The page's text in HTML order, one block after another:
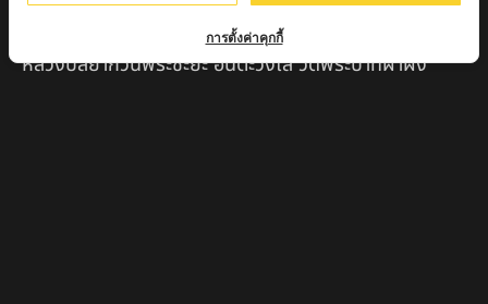
ครูบาออ ปัณฑิต๊ะสำนักสงฆ์พระธาตุจอมแวะ จ.เชียงใหม่
หลวงปู่สยาก๊วนพระชะยะ อินต๊ะวังโส วัดพระบาทผาผึ้ง
การตั้งค่าคุกกี้